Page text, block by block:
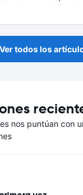
Ver todos los
nos puntúan con